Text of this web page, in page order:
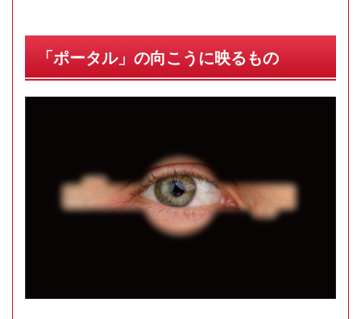
「ポータル」の向こうに映るもの